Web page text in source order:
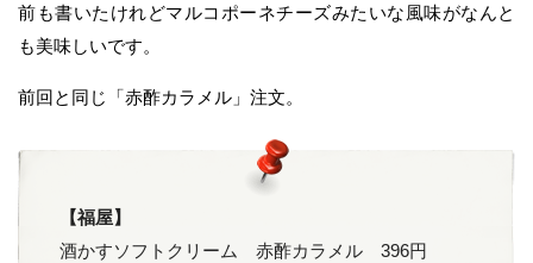
前も書いたけれどマルコポーネチーズみたいな風味がなんと
も美味しいです。
前回と同じ「赤酢カラメル」注文。
【福屋】
酒かすソフトクリーム 赤酢カラメル 396円